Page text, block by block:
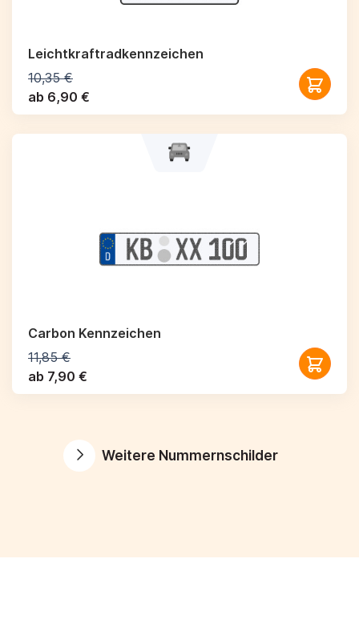
Leichtkraftrad­kennzeichen
10,35 €
ab 6,90 €
Carbon Kennzeichen
11,85 €
ab 7,90 €
Weitere Nummernschilder